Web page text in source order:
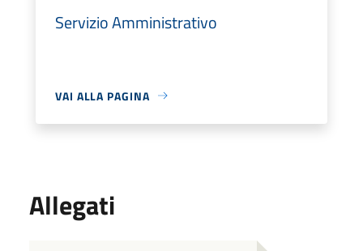
Servizio Amministrativo
VAI ALLA PAGINA
Allegati